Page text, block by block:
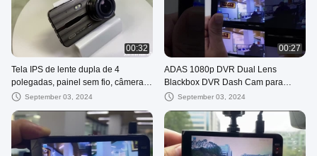
00:32
Tela IPS de lente dupla de 4
polegadas, painel sem fio, câmera,
painel de segurança, filmadora,
September 03, 2024
00:27
ADAS 1080p DVR Dual Lens
Blackbox DVR Dash Cam para
gravação em loop de carro
September 03, 2024